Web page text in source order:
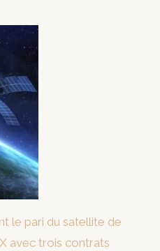
le pari du satellite de
avec trois contrats